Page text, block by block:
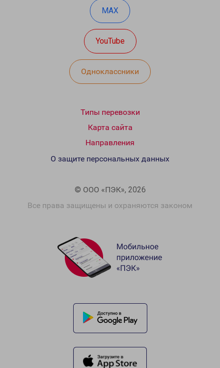
MAX
YouTube
Одноклассники
Типы перевозки
Карта сайта
Направления
© ООО «ПЭК», 2026
Все права защищены и охраняются законом
О защите персональных данных